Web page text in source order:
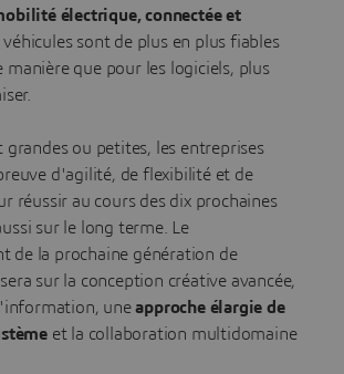
électrique, connectée et
véhicules sont de plus en plus fiables
manière que pour les logiciels, plus
grandes ou petites, les entreprises
d'agilité, de flexibilité et de
réussir au cours des dix prochaines
sur le long terme. Le
de la prochaine génération de
sur la conception créative avancée,
uneapproche élargie de
et la collaboration multidomaine